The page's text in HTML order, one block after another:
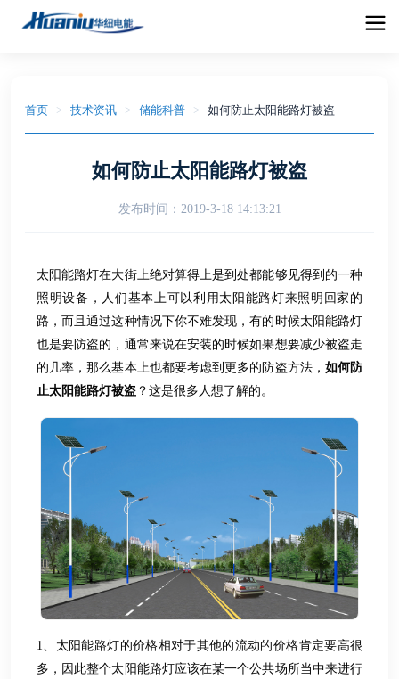
首页 > 技术资讯 > 储能科普 > 如何防止太阳能路灯被盗
如何防止太阳能路灯被盗
发布时间： 2019-3-18 14:13:21
太阳能路灯在大街上绝对算得上是到处都能够见得到的一种
照明设备，人们基本上可以利用太阳能路灯来照明回家的
路，而且通过这种情况下你不难发现，有的时候太阳能路灯
也是要防盗的，通常来说在安装的时候如果想要减少被盗走
的几率，那么基本上也都要考虑到更多的防盗方法， 如何防
止太阳能路灯被盗 ？这是很多人想了解的。
1、太阳能路灯的价格相对于其他的流动的价格肯定要高很
多，因此整个太阳能路灯应该在某一个公共场所当中来进行